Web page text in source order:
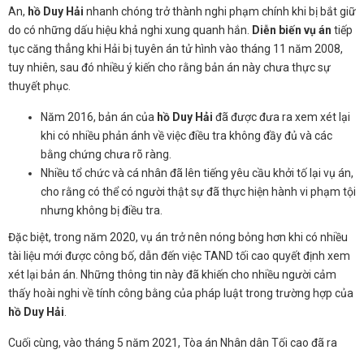
An, hồ Duy Hải nhanh chóng trở thành nghi phạm chính khi bị bắt giữ
do có những dấu hiệu khả nghi xung quanh hắn.
Diễn biến vụ án tiếp
tục căng thẳng khi Hải bị tuyên án tử hình vào tháng 11 năm 2008,
tuy nhiên, sau đó nhiều ý kiến cho rằng bản án này chưa thực sự
thuyết phục.
Năm 2016, bản án của hồ Duy Hải đã được đưa ra xem xét lại
khi có nhiều phản ánh về việc điều tra không đầy đủ và các
bằng chứng chưa rõ ràng.
Nhiều tổ chức và cá nhân đã lên tiếng yêu cầu khởi tố lại vụ án,
cho rằng có thể có người thật sự đã thực hiện hành vi phạm tội
nhưng không bị điều tra.
Đặc biệt, trong năm 2020, vụ án trở nên nóng bỏng hơn khi có nhiều
tài liệu mới được công bố, dẫn đến việc TAND tối cao quyết định xem
xét lại bản án. Những thông tin này đã khiến cho nhiều người cảm
thấy hoài nghi về tính công bằng của pháp luật trong trường hợp của
hồ Duy Hải
Cuối cùng, vào tháng 5 năm 2021, Tòa án Nhân dân Tối cao đã ra